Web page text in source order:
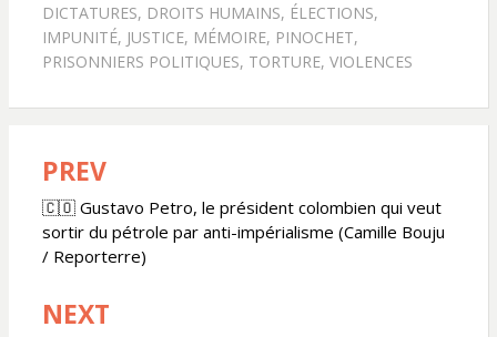
DICTATURES, DROITS HUMAINS, ÉLECTIONS,
IMPUNITÉ, JUSTICE, MÉMOIRE, PINOCHET,
PRISONNIERS POLITIQUES, TORTURE, VIOLENCES
Navigation
de
l’article
PREV
🇨🇴 Gustavo Petro, le président colombien qui veut
sortir du pétrole par anti-impérialisme (Camille Bouju
/ Reporterre)
NEXT